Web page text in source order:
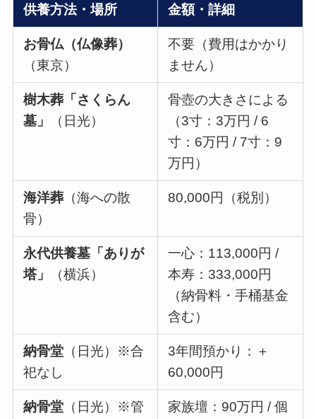
供養方法・場所 金額・詳細
お骨仏（仏像葬）
（東京）
不要（費用はかかり
ません）
樹木葬「さくらん
墓」
（日光）
骨壺の大きさによる
（3寸：3万円 / 6
寸：6万円 / 7寸：9
万円）
海洋葬 （海への散
骨）
80,000円（税別）
永代供養墓「ありが
塔」
（横浜）
一心：113,000円 /
本寿：333,000円
（納骨料・手桶基金
含む）
納骨堂 （日光）※合
祀なし
3年間預かり：＋
60,000円
納骨堂 （日光）※管
家族壇：90万円 / 個